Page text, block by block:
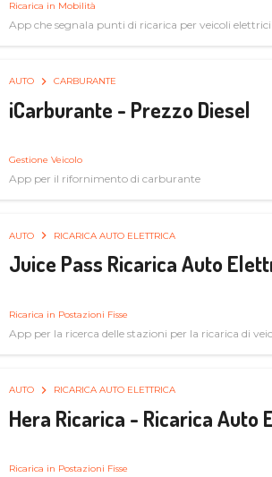
Ricarica in Mobilità
App che segnala punti di ricarica per veicoli elettrici
AUTO CARBURANTE
iCarburante - Prezzo Diesel
Gestione Veicolo
App per il rifornimento di carburante
AUTO RICARICA AUTO ELETTRICA
Juice Pass Ricarica Auto
Ricarica in Postazioni Fisse
App per la ricerca delle stazioni per la ricarica di
AUTO RICARICA AUTO ELETTRICA
Hera Ricarica - Ricarica Auto
Ricarica in Postazioni Fisse